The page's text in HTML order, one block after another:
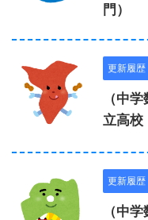
門）
更新履歴
（中
立高
更新履歴
（中